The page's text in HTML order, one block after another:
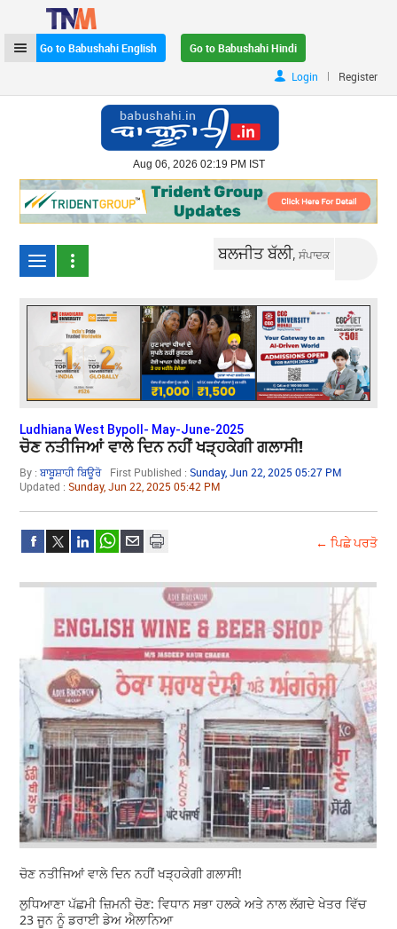
Go to Babushahi English
Go to Babushahi Hindi
Login
| Register
Aug 06, 2026 02:19 PM IST
ਬਲਜੀਤ ਬੱਲੀ,ਸੰਪਾਦਕ
Ludhiana West Bypoll- May-June-2025
ਚੋਣ ਨਤੀਜਿਆਂ ਵਾਲੇ ਦਿਨ ਨਹੀਂ ਖੜ੍ਹਕੇਗੀ ਗਲਾਸੀ!
By :ਬਾਬੂਸ਼ਾਹੀ ਬਿਊਰੋ First Published :Sunday, Jun 22, 2025 05:27 PM
Updated :Sunday, Jun 22, 2025 05:42 PM
← ਪਿਛੇ ਪਰਤੋ
ਚੋਣ ਨਤੀਜਿਆਂ ਵਾਲੇ ਦਿਨ ਨਹੀਂ ਖੜ੍ਹਕੇਗੀ ਗਲਾਸੀ!
ਲੁਧਿਆਣਾ ਪੱਛਮੀ ਜ਼ਿਮਨੀ ਚੋਣ: ਵਿਧਾਨ ਸਭਾ ਹਲਕੇ ਅਤੇ ਨਾਲ ਲੱਗਦੇ ਖੇਤਰ ਵਿੱਚ
23 ਜੂਨ ਨੂੰ ਡਰਾਈ ਡੇਅ ਐਲਾਨਿਆ